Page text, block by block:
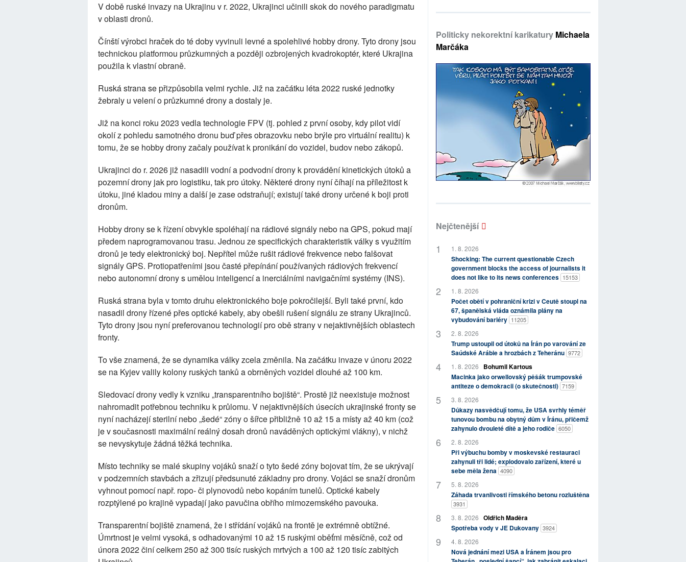
V době ruské invazy na Ukrajinu v r. 2022, Ukrajinci učinili skok do nového paradigmatu
v oblasti dronů.
Čínští výrobci hraček do té doby vyvinuli levné a spolehlivé hobby drony. Tyto drony jsou
technickou platformou průzkumných a později ozbrojených kvadrokoptér, které Ukrajina
použila k vlastní obraně.
Ruská strana se přizpůsobila velmi rychle. Již na začátku léta 2022 ruské jednotky
žebraly u velení o průzkumné drony a dostaly je.
Již na konci roku 2023 vedla technologie FPV (tj. pohled z první osoby, kdy pilot vidí
okolí z pohledu samotného dronu buď přes obrazovku nebo brýle pro virtuální realitu) k
tomu, že se hobby drony začaly používat k pronikání do vozidel, budov nebo zákopů.
Ukrajinci do r. 2026 již nasadili vodní a podvodní drony k provádění kinetických útoků a
pozemní drony jak pro logistiku, tak pro útoky. Některé drony nyní číhají na příležitost k
útoku, jiné kladou miny a další je zase odstraňují; existují také drony určené k boji proti
dronům.
Hobby drony se k řízení obvykle spoléhají na rádiové signály nebo na GPS, pokud mají
předem naprogramovanou trasu. Jednou ze specifických charakteristik války s využitím
dronů je tedy elektronický boj. Nepřítel může rušit rádiové frekvence nebo falšovat
signály GPS. Protiopatřeními jsou časté přepínání používaných rádiových frekvencí
nebo autonomní drony s umělou inteligencí a inerciálními navigačními systémy (INS).
Ruská strana byla v tomto druhu elektronického boje pokročilejší. Byli také první, kdo
nasadil drony řízené přes optické kabely, aby obešli rušení signálu ze strany Ukrajinců.
Tyto drony jsou nyní preferovanou technologií pro obě strany v nejaktivnějších oblastech
fronty.
To vše znamená, že se dynamika války zcela změnila. Na začátku invaze v únoru 2022
se na Kyjev valily kolony ruských tanků a obrněných vozidel dlouhé až 100 km.
Sledovací drony vedly k vzniku „transparentního bojiště“. Prostě již neexistuje možnost
nahromadit potřebnou techniku k průlomu. V nejaktivnějších úsecích ukrajinské fronty se
nyní nacházejí sterilní nebo „šedé“ zóny o šířce přibližně 10 až 15 a místy až 40 km (což
je v současnosti maximální reálný dosah dronů naváděných optickými vlákny), v nichž
se nevyskytuje žádná těžká technika.
Místo techniky se malé skupiny vojáků snaží o tyto šedé zóny bojovat tím, že se ukrývají
v podzemních stavbách a zřizují předsunuté základny pro drony. Vojáci se snaží dronům
vyhnout pomocí např. ropo- či plynovodů nebo kopáním tunelů. Optické kabely
rozptýlené po krajině vypadají jako pavučina obřího mimozemského pavouka.
Transparentní bojiště znamená, že i střídání vojáků na frontě je extrémně obtížné.
Úmrtnost je velmi vysoká, s odhadovanými 10 až 15 ruskými oběťmi měsíčně, což od
února 2022 činí celkem 250 až 300 tisíc ruských mrtvých a 100 až 120 tisíc zabitých
Politicky nekorektní karikatury Michaela
Marčáka
Nejčtenější
1. 8. 2026
Shocking: The current questionable Czech
government blocks the access of journalists it
does not like to its news conferences 15153
1. 8. 2026
Počet obětí v pohraniční krizi v Ceutě stoupl na
67, španělská vláda oznámila plány na
vybudování bariéry 11205
2. 8. 2026
Trump ustoupil od útoků na Írán po varování ze
Saúdské Arábie a hrozbách z Teheránu 9772
1. 8. 2026
Bohumil Kartous
Macinka jako orwellovský pěšák trumpovské
antiteze o demokracii (o skutečnosti) 7159
3. 8. 2026
Důkazy nasvědčují tomu, že USA svrhly téměř
tunovou bombu na obytný dům v Íránu, přičemž
zahynulo dvouleté dítě a jeho rodiče 6050
2. 8. 2026
Při výbuchu bomby v moskevské restauraci
zahynuli tři lidé; explodovalo zařízení, které u
sebe měla žena 4090
5. 8. 2026
Záhada trvanlivosti římského betonu rozluštěna
3931
3. 8. 2026 Oldřich Maděra
Spotřeba vody v JE Dukovany 3924
4. 8. 2026
Nová jednání mezi USA a Íránem jsou pro